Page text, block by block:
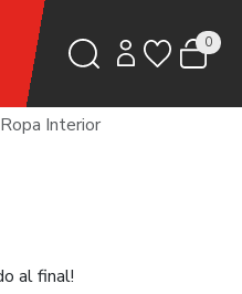
0
Ropa Interior
al final!